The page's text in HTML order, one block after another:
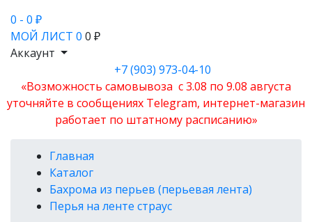
0 - 0 ₽
МОЙ ЛИСТ 0 0 ₽
Аккаунт
+7 (903) 973-04-10
«Возможность самовывоза с 3.08 по 9.08 августа
уточняйте в сообщениях Telegram, интернет-магазин
работает по штатному расписанию»
Главная
Каталог
Бахрома из перьев (перьевая лента)
Перья на ленте страус